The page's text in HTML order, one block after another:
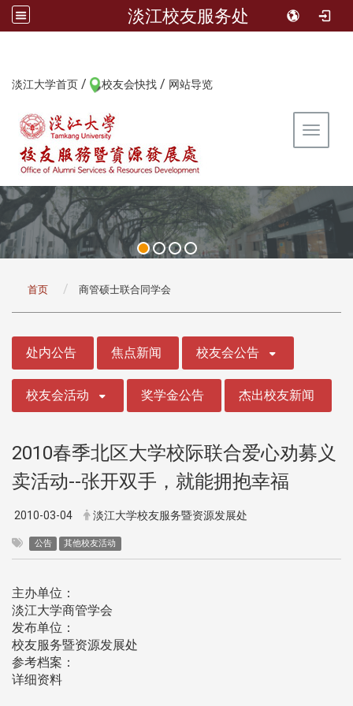
淡江校友服务处
淡江大学首页 / 校友会快找 / 网站导览
Toggle
首页 商管硕士联合同学会
处内公告 焦点新闻 校友会公告
校友会活动 奖学金公告 杰出校友新闻
2010春季北区大学校际联合爱心劝募义
卖活动--张开双手，就能拥抱幸福
2010-03-04 淡江大学校友服务暨资源发展处
公告 其他校友活动
主办单位：
淡江大学商管学会
发布单位：
校友服务暨资源发展处
参考档案：
详细资料